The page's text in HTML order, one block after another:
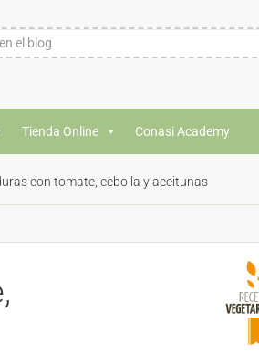
Tienda Online Conasi Academy
con tomate, cebolla y aceitunas